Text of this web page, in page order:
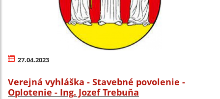
27.04.2023
Verejná vyhláška - Stavebné povolenie -
Oplotenie - Ing. Jozef Trebuňa